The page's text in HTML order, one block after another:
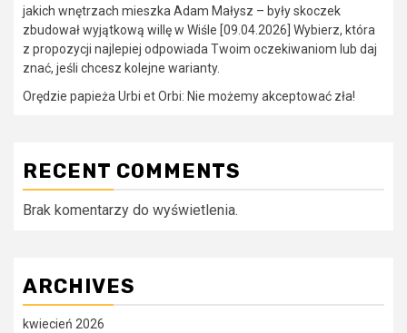
jakich wnętrzach mieszka Adam Małysz – były skoczek
zbudował wyjątkową willę w Wiśle [09.04.2026] Wybierz, która
z propozycji najlepiej odpowiada Twoim oczekiwaniom lub daj
znać, jeśli chcesz kolejne warianty.
Orędzie papieża Urbi et Orbi: Nie możemy akceptować zła!
RECENT COMMENTS
Brak komentarzy do wyświetlenia.
ARCHIVES
kwiecień 2026